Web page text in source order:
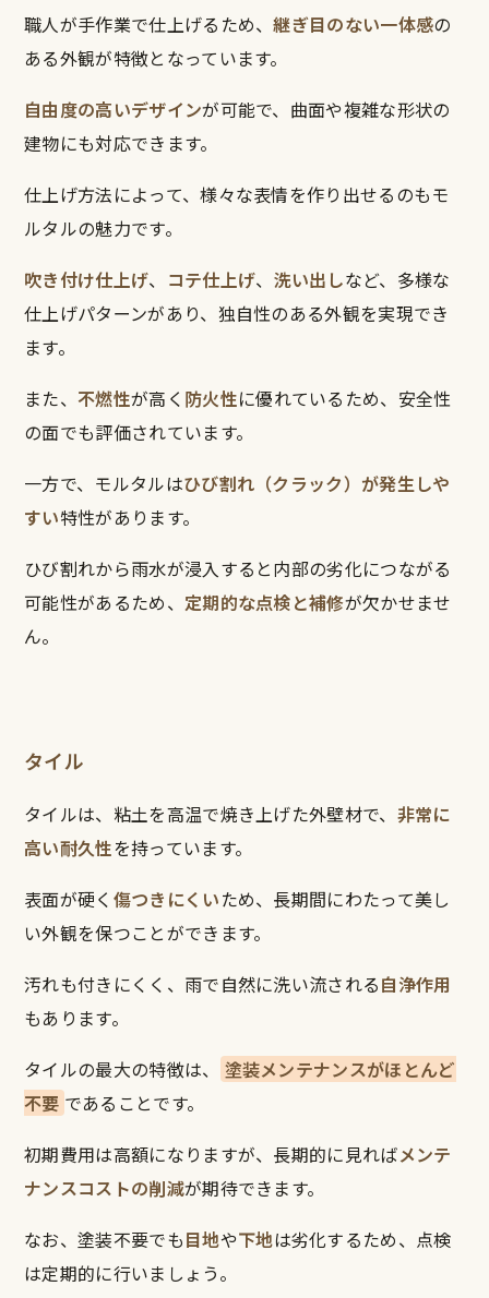
職人が手作業で仕上げるため、継ぎ目のない一体感の
ある外観が特徴となっています。
自由度の高いデザインが可能で、曲面や複雑な形状の
建物にも対応できます。
仕上げ方法によって、様々な表情を作り出せるのもモ
ルタルの魅力です。
吹き付け仕上げ、 コテ仕上げ、 洗い出しなど、多様な
仕上げパターンがあり、独自性のある外観を実現でき
ます。
また、 不燃性が高く 防火性に優れているため、安全性
の面でも評価されています。
一方で、モルタルはひび割れ（クラック）が発生しや
すい特性があります。
ひび割れから雨水が浸入すると内部の劣化につながる
可能性があるため、 定期的な点検と補修が欠かせませ
ん。
タイル
タイルは、粘土を高温で焼き上げた外壁材で、 非常に
高い耐久性を持っています。
表面が硬く 傷つきにくいため、長期間にわたって美し
い外観を保つことができます。
汚れも付きにくく、雨で自然に洗い流される自浄作用
もあります。
タイルの最大の特徴は、
塗装メンテナンスがほとんど
不要 であることです。
初期費用は高額になりますが、長期的に見ればメンテ
ナンスコストの削減が期待できます。
なお、塗装不要でも目地や下地は劣化するため、点検
は定期的に行いましょう。